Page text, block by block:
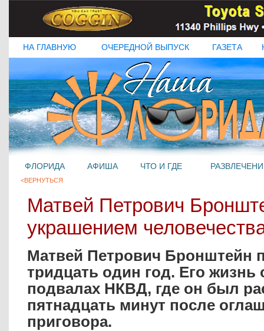
НА ГЛАВНУЮ ОЧЕРЕДНОЙ ВЫПУСК ГАЗЕТА
ФЛОРИДА АФИША ЧТО И ГДЕ
<ВЕРНУТЬСЯ
Матвей Петрович
украшением
Матвей Петрович Бронштейн
тридцать один год. Его жизнь
подвалах НКВД, где он был
пятнадцать минут после
приговора.